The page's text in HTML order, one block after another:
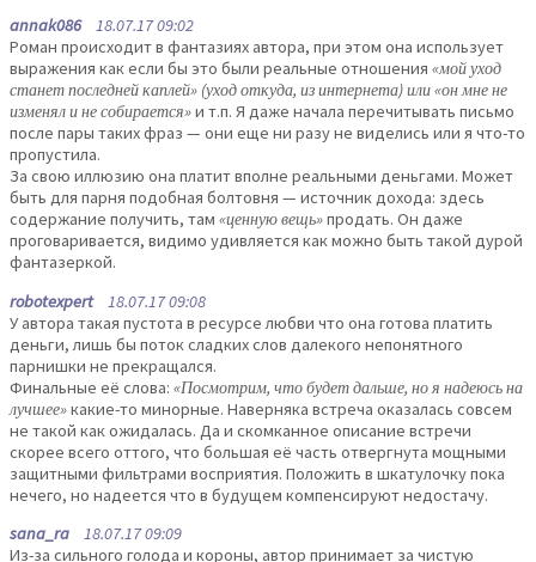
annak08618.07.17 09:02
Роман происходит в фантазиях автора, при этом она использует
выражения как если бы это были реальные отношения «мой уход
станет последней каплей» (уход откуда, из интернета) или «он мне не
изменял и не собирается»и т.п. Я даже начала перечитывать письмо
после пары таких фраз — они еще ни разу не виделись или я что-то
пропустила.
За свою иллюзию она платит вполне реальными деньгами. Может
быть для парня подобная болтовня — источник дохода: здесь
содержание получить, там «ценную вещь»продать. Он даже
проговаривается, видимо удивляется как можно быть такой дурой
фантазеркой.
robotexpert18.07.17 09:08
У автора такая пустота в ресурсе любви что она готова платить
деньги, лишь бы поток сладких слов далекого непонятного
парнишки не прекращался.
Финальные её слова: «Посмотрим, что будет дальше, но я надеюсь на
лучшее»какие-то минорные. Наверняка встреча оказалась совсем
не такой как ожидалась. Да и скомканное описание встречи
скорее всего оттого, что большая её часть отвергнута мощными
защитными фильтрами восприятия. Положить в шкатулочку пока
нечего, но надеется что в будущем компенсируют недостачу.
sana_ra 18.07.17 09:09
Из-за сильного голода и короны, автор принимает за чистую